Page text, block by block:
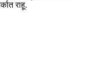
राहू.